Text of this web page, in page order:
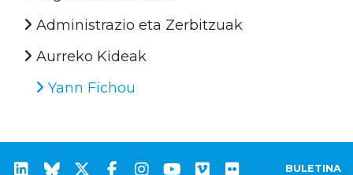
Administrazio eta Zerbitzuak
Aurreko Kideak
Yann Fichou
BULETINA